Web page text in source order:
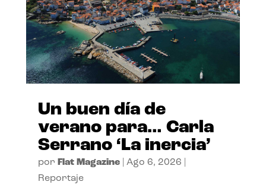
Un buen día de
verano para… Carla
Serrano ‘La inercia’
por Flat Magazine| Ago 6, 2026
Reportaje